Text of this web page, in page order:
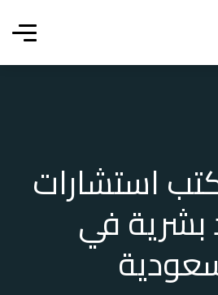
استشارات
بشرية في